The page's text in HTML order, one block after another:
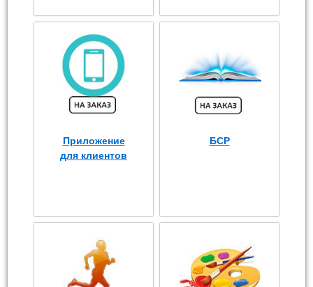
Приложение
для клиентов
БСР